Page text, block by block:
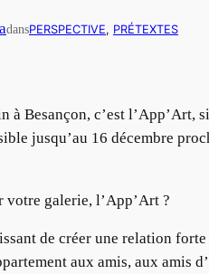
dansPERSPECTIVE, PRÉTEXTES
Besançon, c’est l’App’Art,
jusqu’au 16 décembre
votre galerie, l’App’Art ?
de créer une relation
aux amis, aux amis